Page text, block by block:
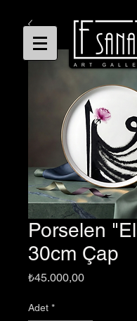
Porselen
30cm Çap
₺45.000,00Fiyat
Adet *